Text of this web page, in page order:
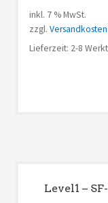
inkl. 7 % MwSt.
zzgl. Versandkosten
Lieferzeit: 2-8
Level1 –